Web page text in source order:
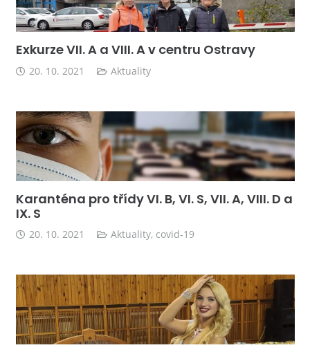
Exkurze VII. A a VIII. A v centru Ostravy
20. 10. 2021 Aktuality
Karanténa pro třídy VI. B, VI. S, VII. A, VIII. D a
IX. S
20. 10. 2021 Aktuality, covid-19